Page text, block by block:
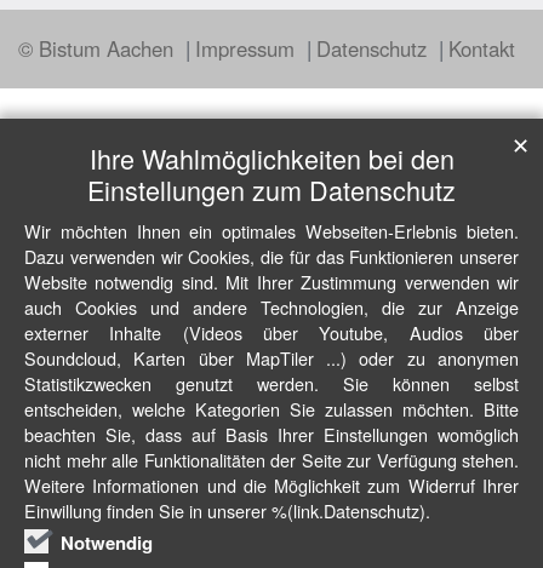
© Bistum Aachen Impressum Datenschutz Kontakt
Ihre Wahlmöglichkeiten bei den
Einstellungen zum Datenschutz
Wir möchten Ihnen ein optimales Webseiten-Erlebnis bieten.
Dazu verwenden wir Cookies, die für das Funktionieren unserer
Website notwendig sind. Mit Ihrer Zustimmung verwenden wir
auch Cookies und andere Technologien, die zur Anzeige
externer Inhalte (Videos über Youtube, Audios über
Soundcloud, Karten über MapTiler ...) oder zu anonymen
Statistikzwecken genutzt werden. Sie können selbst
entscheiden, welche Kategorien Sie zulassen möchten. Bitte
beachten Sie, dass auf Basis Ihrer Einstellungen womöglich
nicht mehr alle Funktionalitäten der Seite zur Verfügung stehen.
Weitere Informationen und die Möglichkeit zum Widerruf Ihrer
Einwillung finden Sie in unserer %(link.Datenschutz).
Notwendig
✕